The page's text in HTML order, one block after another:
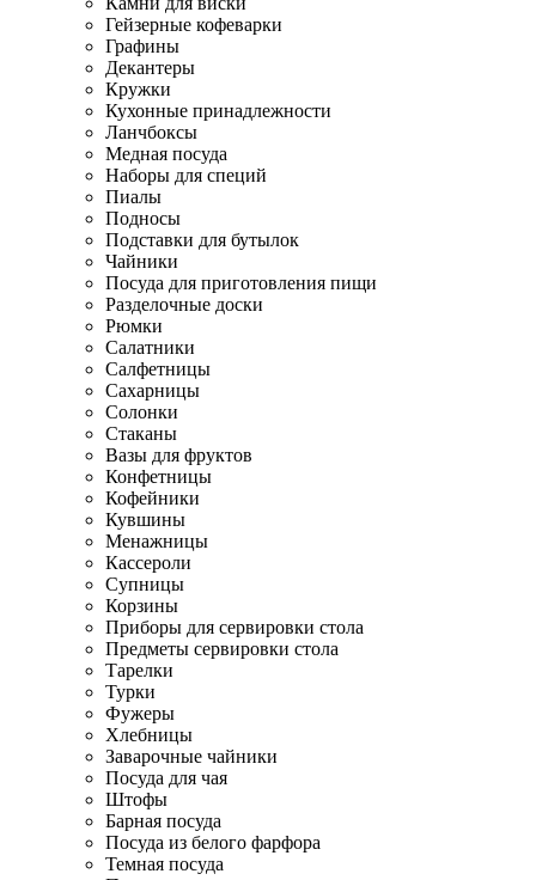
Гейзерные кофеварки
Графины
Декантеры
Кружки
Кухонные принадлежности
Ланчбоксы
Медная посуда
Наборы для специй
Пиалы
Подносы
Подставки для бутылок
Чайники
Посуда для приготовления пищи
Разделочные доски
Рюмки
Салатники
Салфетницы
Сахарницы
Солонки
Стаканы
Вазы для фруктов
Конфетницы
Кофейники
Кувшины
Менажницы
Кассероли
Супницы
Корзины
Приборы для сервировки стола
Предметы сервировки стола
Тарелки
Турки
Фужеры
Хлебницы
Заварочные чайники
Посуда для чая
Штофы
Барная посуда
Посуда из белого фарфора
Темная посуда